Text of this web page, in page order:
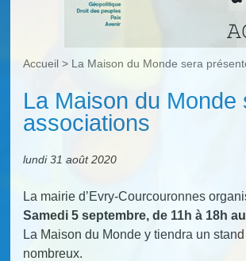
Accueil > La Maison du Monde sera
La Maison du
associations
lundi 31 août 2020
La mairie d’Evry-Courcouronnes
Samedi 5 septembre, de 11h à 18h
La Maison du Monde y tiendra un
nombreux.